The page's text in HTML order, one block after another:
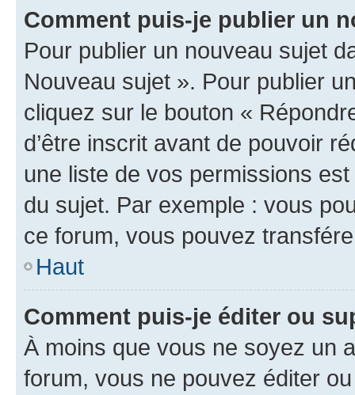
Comment puis-je publier un
Pour publier un nouveau sujet
Nouveau sujet ». Pour publier
cliquez sur le bouton «
d’être inscrit avant de pouvoir
une liste de vos permissions
du sujet. Par exemple : vous
ce forum, vous pouvez
Haut
Comment puis-je éditer ou
À moins que vous ne soyez un
forum, vous ne pouvez éditer